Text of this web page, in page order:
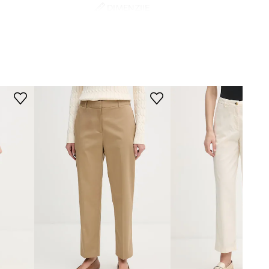
Preporučamo da odaberete veličinu koju
inače nosite.
Tablica veličina